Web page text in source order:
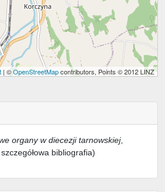
| ©OpenStreetMapcontributors, Points © 2012 LINZ
organy w diecezji tarnowskiej,
bibliografia)